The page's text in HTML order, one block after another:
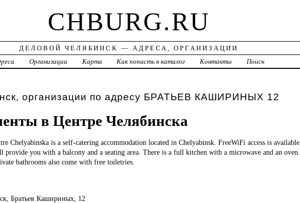
CHBURG.RU
ДЕЛОВОЙ ЧЕЛЯБИНСК — АДРЕСА, ОРГАНИЗАЦИИ
Организации Карта Как попасть в каталог Контакты Поиск
организации по адресу БРАТЬЕВ КАШИРИНЫХ 12
в Центре Челябинска
Chelyabinska is a self-catering accommodation located in Chelyabinsk. FreeWiFi access is available.
provide you with a balcony and a seating area. There is a full kitchen with a microwave and an oven.
bathrooms also come with free toiletries.
Братьев Кашириных, 12